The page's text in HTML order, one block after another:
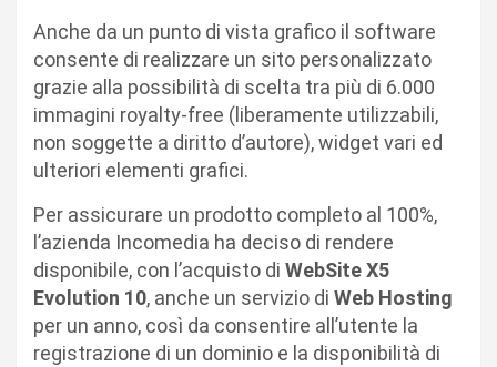
Anche da un punto di vista grafico il software
consente di realizzare un sito personalizzato
grazie alla possibilità di scelta tra più di 6.000
immagini royalty-free (liberamente utilizzabili,
non soggette a diritto d’autore), widget vari ed
ulteriori elementi grafici.
Per assicurare un prodotto completo al 100%,
l’azienda Incomedia ha deciso di rendere
disponibile, con l’acquisto di WebSite X5
Evolution 10, anche un servizio di Web Hosting
per un anno, così da consentire all’utente la
registrazione di un dominio e la disponibilità di